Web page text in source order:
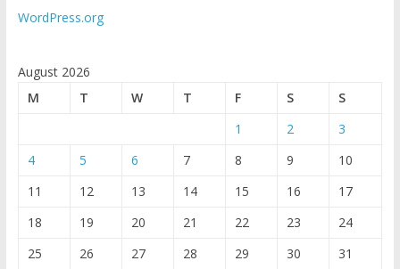
WordPress.org
August 2026
M
T W T F S
S
1
2
3
4
5 6 7 8 9
10
11
12 13 14 15 16
17
18
19 20 21 22 23
24
25
26 27 28 29 30 31